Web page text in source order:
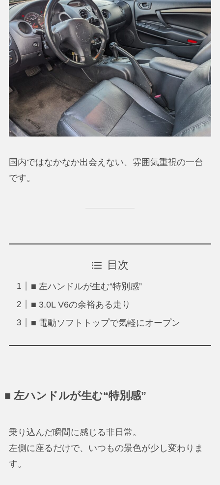
国内ではなかなか出会えない、雰囲気重視の一台
です。
目次
■ 左ハンドルが生む“特別感”
■ 3.0L V6の余裕ある走り
■ 電動ソフトトップで気軽にオープン
■ 左ハンドルが生む“特別感”
乗り込んだ瞬間に感じる非日常。
左側に座るだけで、いつもの景色が少し変わりま
す。